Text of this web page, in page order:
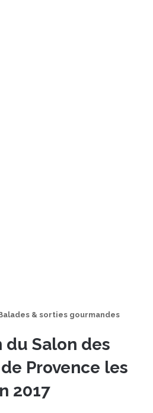
& sorties gourmandes
Salon des
Provence les
2017